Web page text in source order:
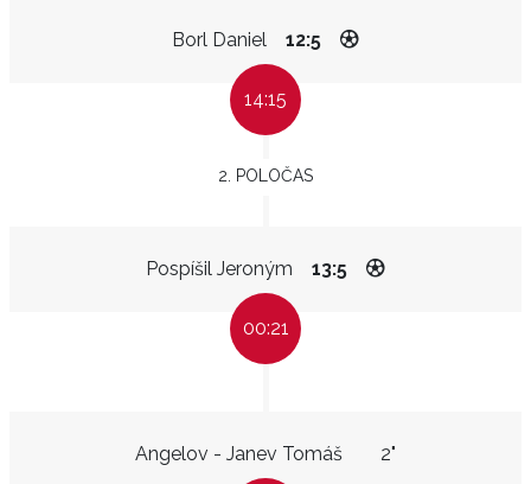
Borl Daniel 12:5
14:15
2. POLOČAS
Pospíšil Jeroným 13:5
00:21
Angelov - Janev Tomáš 2"